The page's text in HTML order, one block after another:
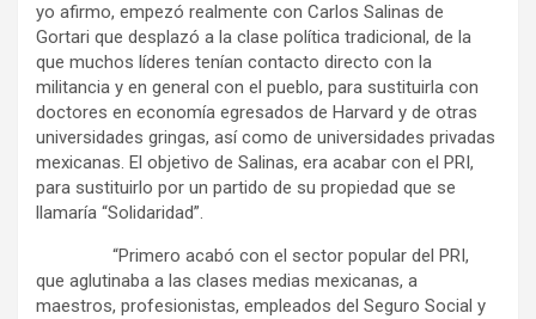
yo afirmo, empezó realmente con Carlos Salinas de
Gortari que desplazó a la clase política tradicional, de la
que muchos líderes tenían contacto directo con la
militancia y en general con el pueblo, para sustituirla con
doctores en economía egresados de Harvard y de otras
universidades gringas, así como de universidades privadas
mexicanas. El objetivo de Salinas, era acabar con el PRI,
para sustituirlo por un partido de su propiedad que se
llamaría “Solidaridad”.
“Primero acabó con el sector popular del PRI,
que aglutinaba a las clases medias mexicanas, a
maestros, profesionistas, empleados del Seguro Social y